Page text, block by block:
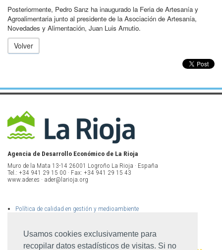
Usamos cookies exclusivamente para
recopilar datos estadísticos de visitas. Si no
Posteriormente, Pedro Sanz ha inaugurado la Feria de Artesanía y
Agroalimentaria junto al presidente de la Asociación de Artesanía,
Novedades y Alimentación, Juan Luis Amutio.
Volver
Agencia de Desarrollo Económico de La Rioja
Muro de la Mata 13-14 26001 Logroño La Rioja · España
Tel.: +34 941 29 15 00 · Fax: +34 941 29 15 43
www.ader.es · ader@larioja.org
Política de calidad en gestión y medioambiente
Mapa del sitio